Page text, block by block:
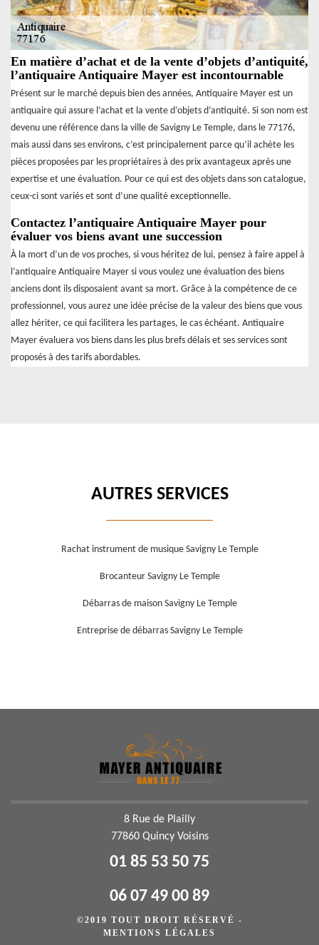
En matière d’achat et de la vente d’objets d’antiquité,
l’antiquaire Antiquaire Mayer est incontournable
Présent sur le marché depuis bien des années, Antiquaire Mayer est un
antiquaire qui assure l’achat et la vente d’objets d’antiquité. Si son nom est
devenu une référence dans la ville de Savigny Le Temple, dans le 77176,
mais aussi dans ses environs, c’est principalement parce qu’il achète les
pièces proposées par les propriétaires à des prix avantageux après une
expertise et une évaluation. Pour ce qui est des objets dans son catalogue,
ceux-ci sont variés et sont d’une qualité exceptionnelle.
Contactez l’antiquaire Antiquaire Mayer pour
évaluer vos biens avant une succession
À la mort d’un de vos proches, si vous héritez de lui, pensez à faire appel à
l’antiquaire Antiquaire Mayer si vous voulez une évaluation des biens
anciens dont ils disposaient avant sa mort. Grâce à la compétence de ce
professionnel, vous aurez une idée précise de la valeur des biens que vous
allez hériter, ce qui facilitera les partages, le cas échéant. Antiquaire
Mayer évaluera vos biens dans les plus brefs délais et ses services sont
proposés à des tarifs abordables.
AUTRES SERVICES
Rachat instrument de musique Savigny Le Temple
Brocanteur Savigny Le Temple
Débarras de maison Savigny Le Temple
Entreprise de débarras Savigny Le Temple
8 Rue de Plailly
77860 Quincy Voisins
01 85 53 50 75
06 07 49 00 89
©2019 TOUT DROIT RÉSERVÉ -
MENTIONS LÉGALES